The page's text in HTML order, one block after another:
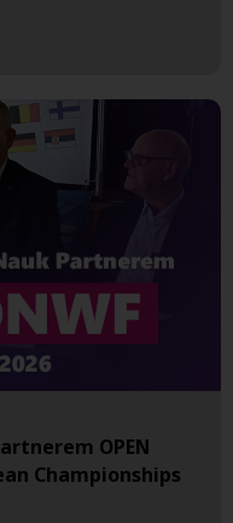
OPEN
Championships